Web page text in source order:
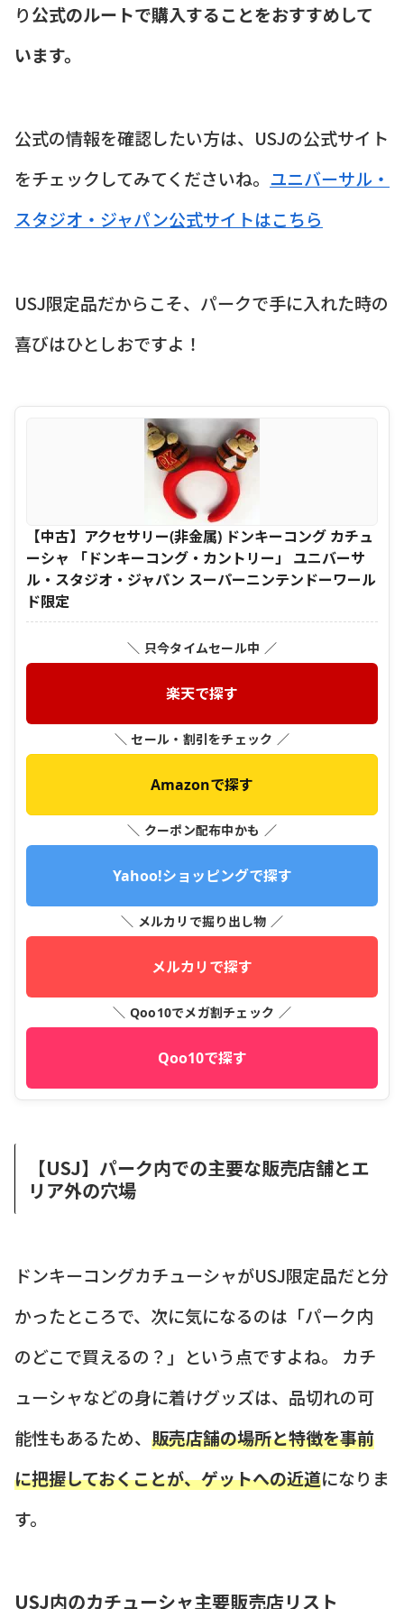
り公式のルートで購入することをおすすめして
います。
公式の情報を確認したい方は、USJの公式サイト
をチェックしてみてくださいね。 ユニバーサル・
スタジオ・ジャパン公式サイトはこちら
USJ限定品だからこそ、パークで手に入れた時の
喜びはひとしおですよ！
【中古】アクセサリー(非金属) ドンキーコング カチュ
ーシャ 「ドンキーコング・カントリー」 ユニバーサ
ル・スタジオ・ジャパン スーパーニンテンドーワール
ド限定
＼ 只今タイムセール中 ／
楽天で探す
＼ セール・割引をチェック ／
Amazonで探す
＼ クーポン配布中かも ／
Yahoo!ショッピングで探す
＼ メルカリで掘り出し物 ／
メルカリで探す
＼ Qoo10でメガ割チェック ／
Qoo10で探す
【USJ】パーク内での主要な販売店舗とエ
リア外の穴場
ドンキーコングカチューシャがUSJ限定品だと分
かったところで、次に気になるのは「パーク内
のどこで買えるの？」という点ですよね。 カチ
ューシャなどの身に着けグッズは、品切れの可
能性もあるため、 販売店舗の場所と特徴を事前
に把握しておくことが、ゲットへの近道になりま
す。
USJ内のカチューシャ主要販売店リスト